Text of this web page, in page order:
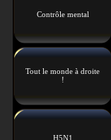
Contrôle mental
Tout le monde à droite
!
H5N1